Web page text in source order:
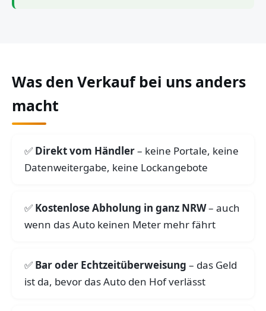
Was den Verkauf bei uns anders
macht
Direkt vom Händler– keine Portale, keine
Datenweitergabe, keine Lockangebote
Kostenlose Abholung in ganz NRW– auch
wenn das Auto keinen Meter mehr fährt
Bar oder Echtzeitüberweisung – das Geld
ist da, bevor das Auto den Hof verlässt